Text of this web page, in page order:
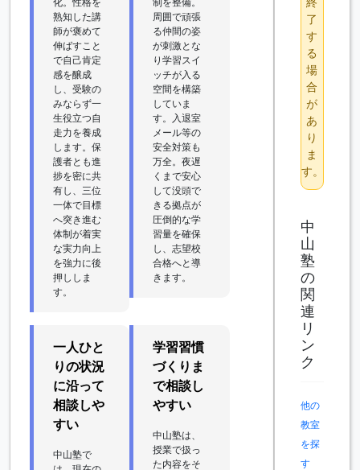
熟知した講
師が褒めて
伸ばすこと
で自己肯定
感を醸成
し、受験の
みならず一
生役立つ自
走力を養成
します。保
護者とも進
捗を密に共
有し、三位
一体で目標
へ突き進む
体制が着実
な実力向上
を強力に後
押ししま
す。
周囲で頑張
る仲間の姿
が刺激とな
り学習スイ
ッチが入る
空間を構築
していま
す。入退室
メール等の
安全対策も
万全。夜遅
くまで安心
して没頭で
きる拠点が
圧倒的な学
習量を確保
し、志望校
合格へと導
きます。
一人ひと
りの状況
に沿って
相談しや
すい
中山塾で
学習習慣
づくりま
で相談し
やすい
中山塾は、
授業で扱っ
た内容をそ
了
す
る
場
合
が
あ
り
ま
す。
中
山
塾
の
関
連
リ
ン
ク
他の
教室
を探
す